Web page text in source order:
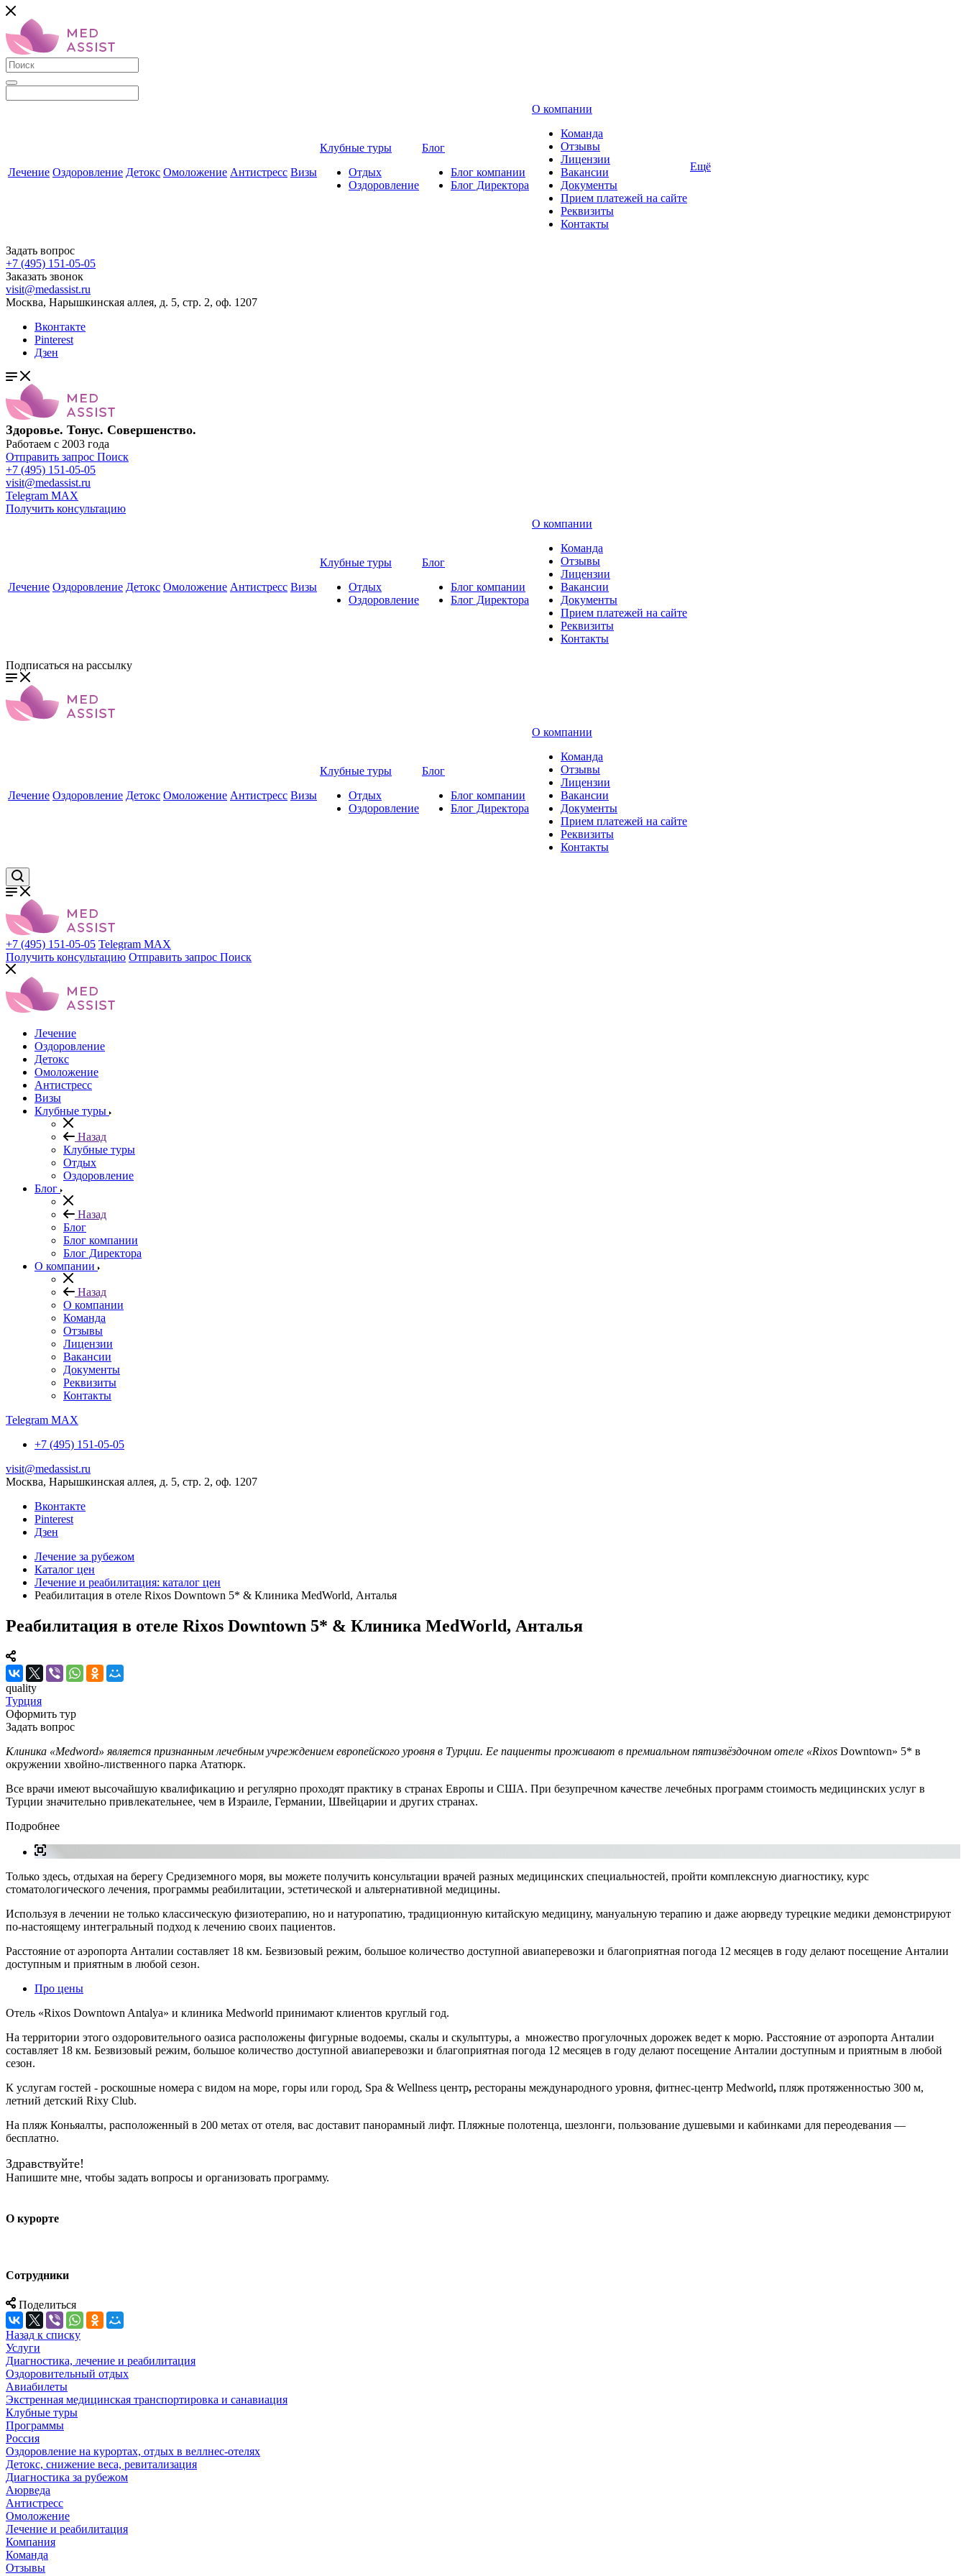
Лечение Оздоровление Детокс Омоложение Антистресс Визы
Клубные туры
Отдых
Оздоровление
Блог
Блог компании
Блог Директора
О компании
Команда
Отзывы
Лицензии
Вакансии
Документы
Прием платежей на сайте
Реквизиты
Контакты
Ещё
Задать вопрос
+7 (495) 151-05-05
Заказать звонок
visit@medassist.ru
Москва, Нарышкинская аллея, д. 5, стр. 2, оф. 1207
Вконтакте
Pinterest
Дзен
Здоровье. Тонус. Совершенство.
Работаем с 2003 года
Отправить запрос Поиск
+7 (495) 151-05-05
visit@medassist.ru
Telegram MAX
Получить консультацию
Лечение Оздоровление Детокс Омоложение Антистресс Визы
Клубные туры
Отдых
Оздоровление
Блог
Блог компании
Блог Директора
О компании
Команда
Отзывы
Лицензии
Вакансии
Документы
Прием платежей на сайте
Реквизиты
Контакты
Подписаться на рассылку
Лечение Оздоровление Детокс Омоложение Антистресс Визы
Клубные туры
Отдых
Оздоровление
Блог
Блог компании
Блог Директора
О компании
Команда
Отзывы
Лицензии
Вакансии
Документы
Прием платежей на сайте
Реквизиты
Контакты
+7 (495) 151-05-05 Telegram MAX
Получить консультацию Отправить запрос Поиск
Лечение
Оздоровление
Детокс
Омоложение
Антистресс
Визы
Клубные туры
Назад
Клубные туры
Отдых
Оздоровление
Блог
Назад
Блог
Блог компании
Блог Директора
О компании
Назад
О компании
Команда
Отзывы
Лицензии
Вакансии
Документы
Реквизиты
Контакты
Telegram MAX
+7 (495) 151-05-05
visit@medassist.ru
Москва, Нарышкинская аллея, д. 5, стр. 2, оф. 1207
Вконтакте
Pinterest
Дзен
Лечение за рубежом
Каталог цен
Лечение и реабилитация: каталог цен
Реабилитация в отеле Rixos Downtown 5* & Клиника MedWorld, Анталья
Реабилитация в отеле Rixos Downtown 5* & Клиника MedWorld, Анталья
quality
Турция
Оформить тур
Задать вопрос
Клиника «Medword» является признанным лечебным учреждением европейского уровня в Турции. Ее пациенты проживают в премиальном пятизвёздочном отеле «Rixos Downtown» 5* в
окружении хвойно-лиственного парка Ататюрк.
Все врачи имеют высочайшую квалификацию и регулярно проходят практику в странах Европы и США. При безупречном качестве лечебных программ стоимость медицинских услуг в
Турции значительно привлекательнее, чем в Израиле, Германии, Швейцарии и других странах.
Подробнее
Только здесь, отдыхая на берегу Средиземного моря, вы можете получить консультации врачей разных медицинских специальностей, пройти комплексную диагностику, курс
стоматологического лечения, программы реабилитации, эстетической и альтернативной медицины.
Используя в лечении не только классическую физиотерапию, но и натуропатию, традиционную китайскую медицину, мануальную терапию и даже аюрведу турецкие медики демонстрируют
по-настоящему интегральный подход к лечению своих пациентов.
Расстояние от аэропорта Анталии составляет 18 км. Безвизовый режим, большое количество доступной авиаперевозки и благоприятная погода 12 месяцев в году делают посещение Анталии
доступным и приятным в любой сезон.
Про цены
Отель «Rixos Downtown Antalya» и клиника Medworld принимают клиентов круглый год.
На территории этого оздоровительного оазиса расположены фигурные водоемы, скалы и скульптуры, а множество прогулочных дорожек ведет к морю. Расстояние от аэропорта Анталии
составляет 18 км. Безвизовый режим, большое количество доступной авиаперевозки и благоприятная погода 12 месяцев в году делают посещение Анталии доступным и приятным в любой
сезон.
К услугам гостей - роскошные номера с видом на море, горы или город, Sра & Wellness центр, рестораны международного уровня, фитнес-центр Medworld, пляж протяженностью 300 м,
летний детский Rixy Club.
На пляж Коньяалты, расположенный в 200 метах от отеля, вас доставит панорамный лифт. Пляжные полотенца, шезлонги, пользование душевыми и кабинками для переодевания —
бесплатно.
Здравствуйте!
Напишите мне, чтобы задать вопросы и организовать программу.
О курорте
Сотрудники
Поделиться
Назад к списку
Услуги
Диагностика, лечение и реабилитация
Оздоровительный отдых
Авиабилеты
Экстренная медицинская транспортировка и санавиация
Клубные туры
Программы
Россия
Оздоровление на курортах, отдых в веллнес-отелях
Детокс, снижение веса, ревитализация
Диагностика за рубежом
Аюрведа
Антистресс
Омоложение
Лечение и реабилитация
Компания
Команда
Отзывы